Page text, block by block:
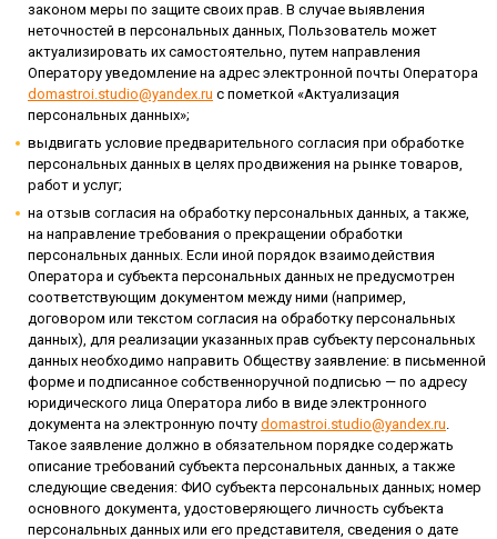
законом меры по защите своих прав. В случае выявления
неточностей в персональных данных, Пользователь может
актуализировать их самостоятельно, путем направления
Оператору уведомление на адрес электронной почты Оператора
domastroi.studio@yandex.ru с пометкой «Актуализация
персональных данных»;
выдвигать условие предварительного согласия при обработке
персональных данных в целях продвижения на рынке товаров,
работ и услуг;
на отзыв согласия на обработку персональных данных, а также,
на направление требования о прекращении обработки
персональных данных. Если иной порядок взаимодействия
Оператора и субъекта персональных данных не предусмотрен
соответствующим документом между ними (например,
договором или текстом согласия на обработку персональных
данных), для реализации указанных прав субъекту персональных
данных необходимо направить Обществу заявление: в письменной
форме и подписанное собственноручной подписью — по адресу
юридического лица Оператора либо в виде электронного
документа на электронную почту domastroi.studio@yandex.ru.
Такое заявление должно в обязательном порядке содержать
описание требований субъекта персональных данных, а также
следующие сведения: ФИО субъекта персональных данных; номер
основного документа, удостоверяющего личность субъекта
персональных данных или его представителя, сведения о дате